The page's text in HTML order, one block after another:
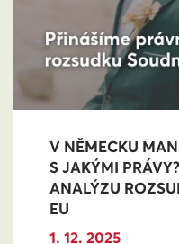
V NĚMECKU
S JAKÝMI
ANALÝZU
EU
1. 12. 2025